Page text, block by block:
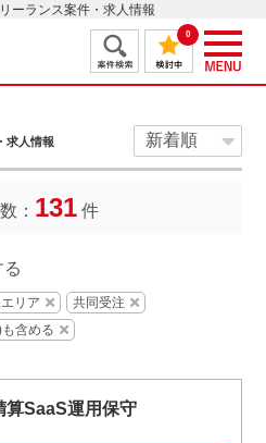
ーランス案件・求人情報
0
求人情報
： 131件
リア
共同受注
含める
算SaaS運用保守